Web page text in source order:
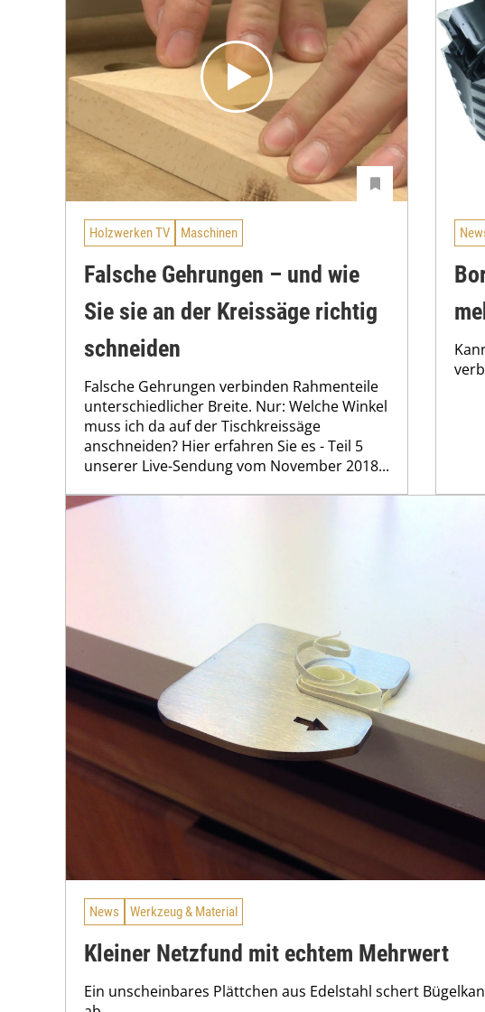
Holzwerken TV Maschinen
Falsche Gehrungen – und wie
Sie sie an der Kreissäge richtig
schneiden
Falsche Gehrungen verbinden Rahmenteile
unterschiedlicher Breite. Nur: Welche Winkel
muss ich da auf der Tischkreissäge
anschneiden? Hier erfahren Sie es - Teil 5
unserer Live-Sendung vom November 2018...
News Werkzeug & Material
Kleiner Netzfund mit echtem Mehrwert
Ein unscheinbares Plättchen aus Edelstahl schert